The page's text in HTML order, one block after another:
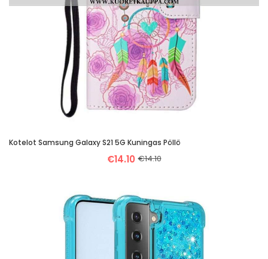
Kotelot Samsung Galaxy S21 5G Kuningas Pöllö
€14.10 €14.10